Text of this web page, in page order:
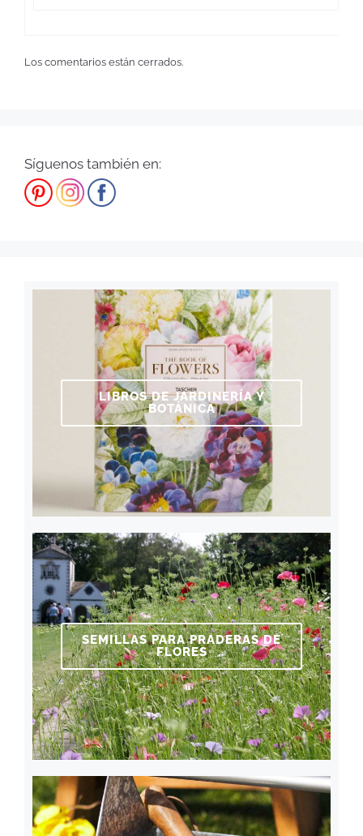
Los comentarios están cerrados.
Síguenos también en:
LIBROS DE JARDINERÍA Y
BOTÁNICA
SEMILLAS PARA PRADERAS DE
FLORES